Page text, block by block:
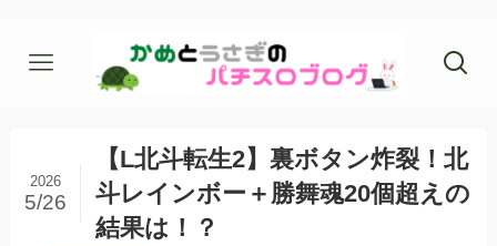
【L北斗転生2】裏ボタン炸裂！北
斗レインボー＋勝舞魂20個超えの
結果は！？
2026
5/26